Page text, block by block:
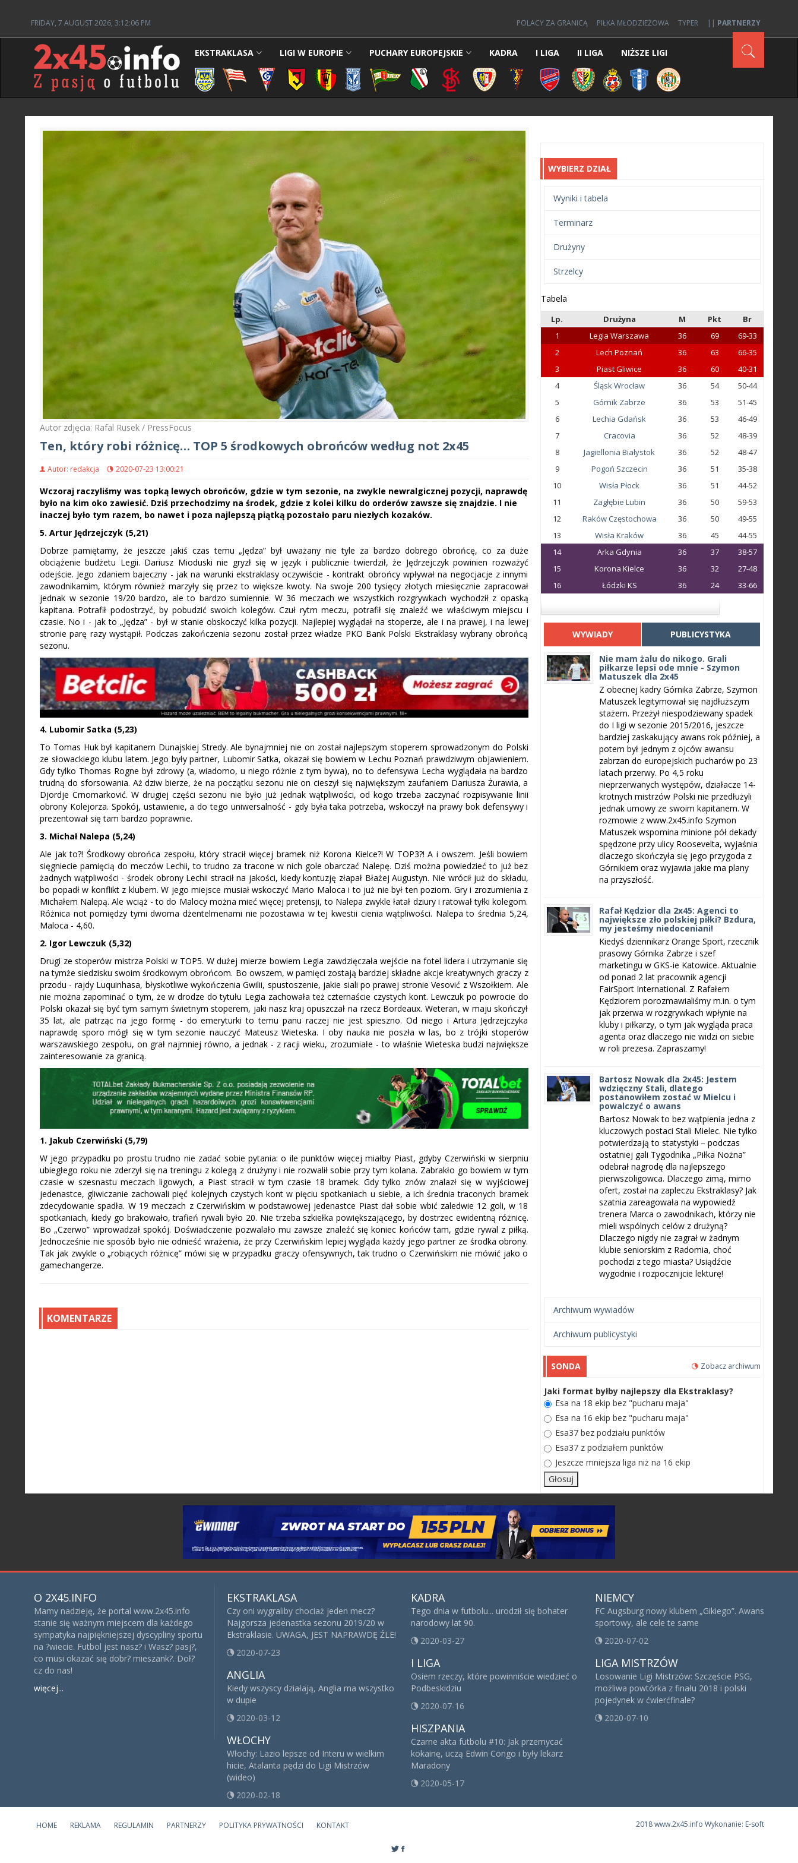
FRIDAY, 7 AUGUST 2026, 3:12:07 PM POLACY ZA GRANICĄ PIŁKA MŁODZIEŻOWA TYPER || PARTNERZY
EKSTRAKLASA LIGI W EUROPIE PUCHARY EUROPEJSKIE KADRA I LIGA II LIGA NIŻSZE LIGI
Autor zdjęcia: Rafal Rusek / PressFocus
Ten, który robi różnicę… TOP 5 środkowych obrońców według not 2x45
Autor: redakcja 2020-07-23 13:00:21
Wczoraj raczyliśmy was topką lewych obrońców, gdzie w tym sezonie, na zwykle newralgicznej pozycji, naprawdę
było na kim oko zawiesić. Dziś przechodzimy na środek, gdzie z kolei kilku do orderów zawsze się znajdzie. I nie
inaczej było tym razem, bo nawet i poza najlepszą piątką pozostało paru niezłych kozaków.
5. Artur Jędrzejczyk (5,21)
Dobrze pamiętamy, że jeszcze jakiś czas temu „Jędza” był uważany nie tyle za bardzo dobrego obrońcę, co za duże
obciążenie budżetu Legii. Dariusz Mioduski nie gryzł się w język i publicznie twierdził, że Jędrzejczyk powinien rozważyć
odejście. Jego zdaniem bajeczny - jak na warunki ekstraklasy oczywiście - kontrakt obrońcy wpływał na negocjacje z innymi
zawodnikamim, którym również marzyły się przez to większe kwoty. Na swoje 200 tysięcy złotych miesięcznie zapracował
jednak w sezonie 19/20 bardzo, ale to bardzo sumiennie. W 36 meczach we wszystkich rozgrywkach wychodził z opaską
kapitana. Potrafił podostrzyć, by pobudzić swoich kolegów. Czuł rytm meczu, potrafił się znaleźć we właściwym miejscu i
czasie. No i - jak to „Jędza” - był w stanie obskoczyć kilka pozycji. Najlepiej wyglądał na stoperze, ale i na prawej, i na lewej
stronie parę razy wystąpił. Podczas zakończenia sezonu został przez władze PKO Bank Polski Ekstraklasy wybrany obrońcą
sezonu.
4. Lubomir Satka (5,23)
To Tomas Huk był kapitanem Dunajskiej Stredy. Ale bynajmniej nie on został najlepszym stoperem sprowadzonym do Polski
ze słowackiego klubu latem. Jego były partner, Lubomir Satka, okazał się bowiem w Lechu Poznań prawdziwym objawieniem.
Gdy tylko Thomas Rogne był zdrowy (a, wiadomo, u niego różnie z tym bywa), no to defensywa Lecha wyglądała na bardzo
trudną do sforsowania. Aż dziw bierze, że na początku sezonu nie on cieszył się największym zaufaniem Dariusza Żurawia, a
Djordje Crnomarković. W drugiej części sezonu nie było już jednak wątpliwości, od kogo trzeba zaczynać rozpisywanie linii
obrony Kolejorza. Spokój, ustawienie, a do tego uniwersalność - gdy była taka potrzeba, wskoczył na prawy bok defensywy i
prezentował się tam bardzo poprawnie.
3. Michał Nalepa (5,24)
Ale jak to?! Środkowy obrońca zespołu, który stracił więcej bramek niż Korona Kielce?! W TOP3?! A i owszem. Jeśli bowiem
sięgniecie pamięcią do meczów Lechii, to trudno za tracone w nich gole obarczać Nalepę. Dziś można powiedzieć to już bez
żadnych wątpliwości - środek obrony Lechii stracił na jakości, kiedy kontuzję złapał Błażej Augustyn. Nie wrócił już do składu,
bo popadł w konflikt z klubem. W jego miejsce musiał wskoczyć Mario Maloca i to już nie był ten poziom. Gry i zrozumienia z
Michałem Nalepą. Ale wciąż - to do Malocy można mieć więcej pretensji, to Nalepa zwykle łatał dziury i ratował tyłki kolegom.
Różnica not pomiędzy tymi dwoma dżentelmenami nie pozostawia w tej kwestii cienia wątpliwości. Nalepa to średnia 5,24,
Maloca - 4,60.
2. Igor Lewczuk (5,32)
Drugi ze stoperów mistrza Polski w TOP5. W dużej mierze bowiem Legia zawdzięczała wejście na fotel lidera i utrzymanie się
na tymże siedzisku swoim środkowym obrońcom. Bo owszem, w pamięci zostają bardziej składne akcje kreatywnych graczy z
przodu - rajdy Luquinhasa, błyskotliwe wykończenia Gwilii, spustoszenie, jakie siali po prawej stronie Vesović z Wszołkiem. Ale
nie można zapominać o tym, że w drodze do tytułu Legia zachowała też czternaście czystych kont. Lewczuk po powrocie do
Polski okazał się być tym samym świetnym stoperem, jaki nasz kraj opuszczał na rzecz Bordeaux. Weteran, w maju skończył
35 lat, ale patrząc na jego formę - do emeryturki to temu panu raczej nie jest spieszno. Od niego i Artura Jędrzejczyka
naprawdę sporo mógł się w tym sezonie nauczyć Mateusz Wieteska. I oby nauka nie poszła w las, bo z trójki stoperów
warszawskiego zespołu, on grał najmniej równo, a jednak - z racji wieku, zrozumiałe - to właśnie Wieteska budzi największe
zainteresowanie za granicą.
1. Jakub Czerwiński (5,79)
W jego przypadku po prostu trudno nie zadać sobie pytania: o ile punktów więcej miałby Piast, gdyby Czerwiński w sierpniu
ubiegłego roku nie zderzył się na treningu z kolegą z drużyny i nie rozwalił sobie przy tym kolana. Zabrakło go bowiem w tym
czasie w szesnastu meczach ligowych, a Piast stracił w tym czasie 18 bramek. Gdy tylko znów znalazł się w wyjściowej
jedenastce, gliwiczanie zachowali pięć kolejnych czystych kont w pięciu spotkaniach u siebie, a ich średnia traconych bramek
zdecydowanie spadła. W 19 meczach z Czerwińskim w podstawowej jedenastce Piast dał sobie wbić zaledwie 12 goli, w 18
spotkaniach, kiedy go brakowało, trafień rywali było 20. Nie trzeba szkiełka powiększającego, by dostrzec ewidentną różnicę.
Bo „Czerwo” wprowadzał spokój. Doświadczenie pozwalało mu zawsze znaleźć się koniec końców tam, gdzie rywal z piłką.
Jednocześnie nie sposób było nie odnieść wrażenia, że przy Czerwińskim lepiej wygląda każdy jego partner ze środka obrony.
Tak jak zwykle o „robiących różnicę” mówi się w przypadku graczy ofensywnych, tak trudno o Czerwińskim nie mówić jako o
gamechangerze.
KOMENTARZE
WYBIERZ DZIAŁ
Wyniki i tabela
Terminarz
Drużyny
Strzelcy
Tabela
Lp. Drużyna M Pkt
Br
1
Legia Warszawa 36 69
69-33
2
Lech Poznań 36 63
66-35
3
Piast Gliwice 36 60
40-31
4
Śląsk Wrocław 36 54
50-44
5
Górnik Zabrze 36 53
51-45
6
Lechia Gdańsk 36 53
46-49
7
Cracovia 36 52
48-39
8
Jagiellonia Białystok 36 52
48-47
9
Pogoń Szczecin 36 51
35-38
10
Wisła Płock 36 51
44-52
11
Zagłębie Lubin 36 50
59-53
12
Raków Częstochowa 36 50
49-55
13
Wisła Kraków 36 45
44-55
14
Arka Gdynia 36 37
38-57
15
Korona Kielce 36 32
27-48
16
Łódzki KS 36 24 33-66
WYWIADY PUBLICYSTYKA
Nie mam żalu do nikogo. Grali
piłkarze lepsi ode mnie - Szymon
Matuszek dla 2x45
Z obecnej kadry Górnika Zabrze, Szymon
Matuszek legitymował się najdłuższym
stażem. Przeżył niespodziewany spadek
do I ligi w sezonie 2015/2016, jeszcze
bardziej zaskakujący awans rok później, a
potem był jednym z ojców awansu
zabrzan do europejskich pucharów po 23
latach przerwy. Po 4,5 roku
nieprzerwanych występów, działacze 14-
krotnych mistrzów Polski nie przedłużyli
jednak umowy ze swoim kapitanem. W
rozmowie z www.2x45.info Szymon
Matuszek wspomina minione pół dekady
spędzone przy ulicy Roosevelta, wyjaśnia
dlaczego skończyła się jego przygoda z
Górnikiem oraz wyjawia jakie ma plany
na przyszłość.
Rafał Kędzior dla 2x45: Agenci to
największe zło polskiej piłki? Bzdura,
my jesteśmy niedoceniani!
Kiedyś dziennikarz Orange Sport, rzecznik
prasowy Górnika Zabrze i szef
marketingu w GKS-ie Katowice. Aktualnie
od ponad 2 lat pracownik agencji
FairSport International. Z Rafałem
Kędziorem porozmawialiśmy m.in. o tym
jak przerwa w rozgrywkach wpłynie na
kluby i piłkarzy, o tym jak wygląda praca
agenta oraz dlaczego nie widzi on siebie
w roli prezesa. Zapraszamy!
Bartosz Nowak dla 2x45: Jestem
wdzięczny Stali, dlatego
postanowiłem zostać w Mielcu i
powalczyć o awans
Bartosz Nowak to bez wątpienia jedna z
kluczowych postaci Stali Mielec. Nie tylko
potwierdzają to statystyki – podczas
ostatniej gali Tygodnika „Piłka Nożna”
odebrał nagrodę dla najlepszego
pierwszoligowca. Dlaczego zimą, mimo
ofert, został na zapleczu Ekstraklasy? Jak
szatnia zareagowała na wypowiedź
trenera Marca o zawodnikach, którzy nie
mieli wspólnych celów z drużyną?
Dlaczego nigdy nie zagrał w żadnym
klubie seniorskim z Radomia, choć
pochodzi z tego miasta? Usiądźcie
wygodnie i rozpocznijcie lekturę!
Archiwum wywiadów
Archiwum publicystyki
SONDA Zobacz archiwum
Jaki format byłby najlepszy dla Ekstraklasy?
Esa na 18 ekip bez "pucharu maja"
Esa na 16 ekip bez "pucharu maja"
Esa37 bez podziału punktów
Esa37 z podziałem punktów
Jeszcze mniejsza liga niż na 16 ekip
O 2X45.INFO
Mamy nadzieję, że portal www.2x45.info
stanie się ważnym miejscem dla każdego
sympatyka najpiękniejszej dyscypliny sportu
na ?wiecie. Futbol jest nasz? i Wasz? pasj?,
co musi okazać się dobr? mieszank?. Doł?
cz do nas!
więcej...
EKSTRAKLASA
Czy oni wygraliby chociaż jeden mecz?
Najgorsza jedenastka sezonu 2019/20 w
Ekstraklasie. UWAGA, JEST NAPRAWDĘ ŹLE!
2020-07-23
ANGLIA
Kiedy wszyscy działają, Anglia ma wszystko
w dupie
2020-03-12
WŁOCHY
Włochy: Lazio lepsze od Interu w wielkim
hicie, Atalanta pędzi do Ligi Mistrzów
(wideo)
2020-02-18
KADRA
Tego dnia w futbolu... urodził się bohater
narodowy lat 90.
2020-03-27
I LIGA
Osiem rzeczy, które powinniście wiedzieć o
Podbeskidziu
2020-07-16
HISZPANIA
Czarne akta futbolu #10: Jak przemycać
kokainę, uczą Edwin Congo i były lekarz
Maradony
2020-05-17
NIEMCY
FC Augsburg nowy klubem „Gikiego”. Awans
sportowy, ale cele te same
2020-07-02
LIGA MISTRZÓW
Losowanie Ligi Mistrzów: Szczęście PSG,
możliwa powtórka z finału 2018 i polski
pojedynek w ćwierćfinale?
2020-07-10
HOME REKLAMA REGULAMIN PARTNERZY POLITYKA PRYWATNOŚCI KONTAKT 2018 www.2x45.info Wykonanie: E-soft